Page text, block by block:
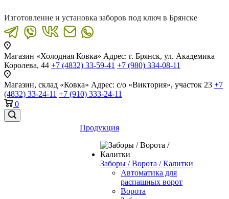
Изготовление и установка заборов под ключ в Брянске
Магазин «Холодная Ковка» Адрес: г. Брянск, ул. Академика
Королева, 44 +7 (4832) 33-59-41 +7 (980) 334-08-11
Магазин, склад «Ковка» Адрес: с/о «Виктория», участок 23 +7
(4832) 33-24-11 +7 (910) 333-24-11
0
Продукция
Заборы / Ворота / Калитки
Автоматика для
распашных ворот
Ворота